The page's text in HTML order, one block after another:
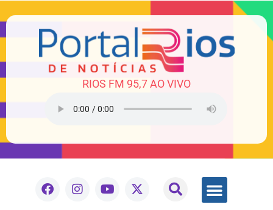
RIOS FM 95,7 AO VIVO